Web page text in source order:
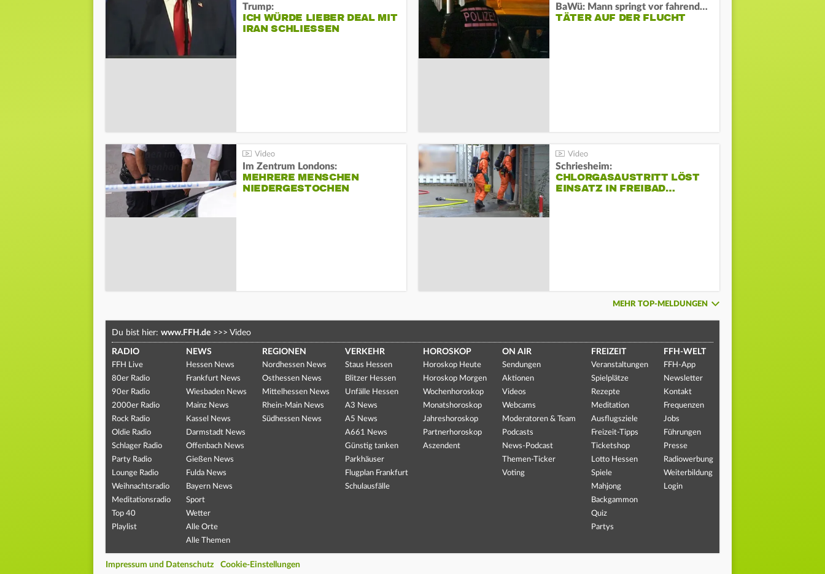
Trump:
ICH WÜRDE LIEBER DEAL MIT
IRAN SCHLIESSEN
BaWü: Mann springt vor fahrendes Auto und schießt
TÄTER AUF DER FLUCHT
Im Zentrum Londons:
MEHRERE MENSCHEN
NIEDERGESTOCHEN
Schriesheim:
CHLORGASAUSTRITT LÖST
EINSATZ IN FREIBAD…
MEHR TOP-MELDUNGEN
Du bist hier: www.FFH.de >>> Video
RADIO
FFH Live
80er Radio
90er Radio
2000er Radio
Rock Radio
Oldie Radio
Schlager Radio
Party Radio
Lounge Radio
Weihnachtsradio
Meditationsradio
Top 40
Playlist
NEWS
Hessen News
Frankfurt News
Wiesbaden News
Mainz News
Kassel News
Darmstadt News
Offenbach News
Gießen News
Fulda News
Bayern News
Sport
Wetter
Alle Orte
Alle Themen
REGIONEN
Nordhessen News
Osthessen News
Mittelhessen News
Rhein-Main News
Südhessen News
VERKEHR
Staus Hessen
Blitzer Hessen
Unfälle Hessen
A3 News
A5 News
A661 News
Günstig tanken
Parkhäuser
Flugplan Frankfurt
Schulausfälle
HOROSKOP
Horoskop Heute
Horoskop Morgen
Wochenhoroskop
Monatshoroskop
Jahreshoroskop
Partnerhoroskop
Aszendent
ON AIR
Sendungen
Aktionen
Videos
Webcams
Moderatoren & Team
Podcasts
News-Podcast
Themen-Ticker
Voting
FREIZEIT
Veranstaltungen
Spielplätze
Rezepte
Meditation
Ausflugsziele
Freizeit-Tipps
Ticketshop
Lotto Hessen
Spiele
Mahjong
Backgammon
Quiz
Partys
FFH-WELT
FFH-App
Newsletter
Kontakt
Frequenzen
Jobs
Führungen
Presse
Radiowerbung
Weiterbildung
Login
Impressum und Datenschutz Cookie-Einstellungen